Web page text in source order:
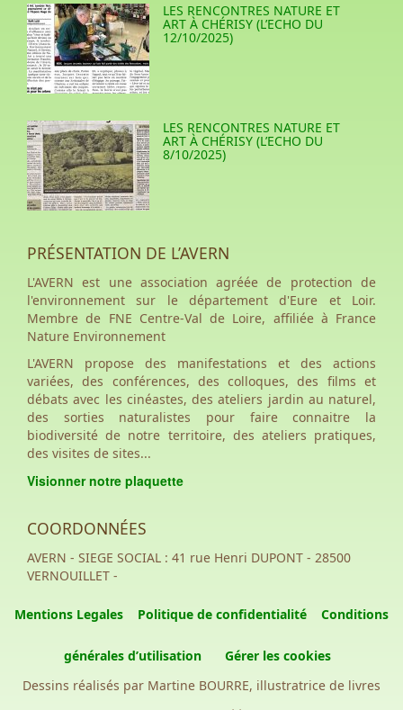
LES RENCONTRES NATURE ET
ART À CHÉRISY (L’ECHO DU
12/10/2025)
LES RENCONTRES NATURE ET
ART À CHÉRISY (L’ECHO DU
8/10/2025)
PRÉSENTATION DE L’AVERN
L'AVERN est une association agréée de protection de
l'environnement sur le département d'Eure et Loir.
Membre de FNE Centre-Val de Loire, affiliée à France
Nature Environnement
L'AVERN propose des manifestations et des actions
variées, des conférences, des colloques, des films et
débats avec les cinéastes, des ateliers jardin au naturel,
des sorties naturalistes pour faire connaitre la
biodiversité de notre territoire, des ateliers pratiques,
des visites de sites...
Visionner notre plaquette
COORDONNÉES
AVERN - SIEGE SOCIAL : 41 rue Henri DUPONT - 28500
VERNOUILLET -
Mentions Legales Politique de confidentialité Conditions
générales d’utilisation
Gérer les cookies
Dessins réalisés par Martine BOURRE, illustratrice de livres